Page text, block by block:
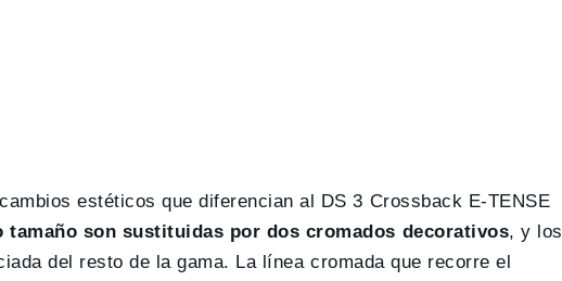
estéticos que diferencian al DS 3 Crossback E-TENSE
tamaño son sustituidas por dos cromados decorativos, y los
del resto de la gama. La línea cromada que recorre el